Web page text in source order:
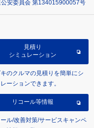
安委員会 第134015900057号
見積り
シミュレーション
のクルマの見積りを簡単にシ
ーションできます。
リコール等情報
ール/改善対策/サービスキャンペ